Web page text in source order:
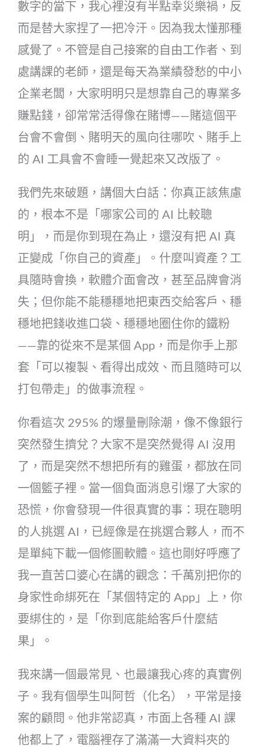
數字的當下，我心裡沒有半點幸災樂禍，反
而是替大家捏了一把冷汗。因為我太懂那種
感覺了。不管是自己接案的自由工作者、到
處講課的老師，還是每天為業績發愁的中小
企業老闆，大家明明只是想靠自己的專業多
賺點錢，卻常常活得像在賭博——賭這個平
台會不會倒、賭明天的風向往哪吹、賭手上
的 AI 工具會不會睡一覺起來又改版了。
我們先來破題，講個大白話：你真正該焦慮
的，根本不是「哪家公司的 AI 比較聰
明」，而是你到現在為止，還沒有把 AI 真
正變成「你自己的資產」。什麼叫資產？工
具隨時會換，軟體介面會改，甚至品牌會消
失；但你能不能穩穩地把東西交給客戶、穩
穩地把錢收進口袋、穩穩地圈住你的鐵粉
——靠的從來不是某個 App，而是你手上那
套「可以複製、看得出成效、而且隨時可以
打包帶走」的做事流程。
你看這次 295% 的爆量刪除潮，像不像銀行
突然發生擠兌？大家不是突然覺得 AI 沒用
了，而是突然不想把所有的雞蛋，都放在同
一個籃子裡。當一個負面消息引爆了大家的
恐慌，你會發現一件很真實的事：現在聰明
的人挑選 AI，已經像是在挑選合夥人，而不
是單純下載一個修圖軟體。這也剛好呼應了
我一直苦口婆心在講的觀念：千萬別把你的
身家性命綁死在「某個特定的 App」上，你
要綁住的，是「你到底能給客戶什麼結
果」。
我來講一個最常見、也最讓我心疼的真實例
子。我有個學生叫阿哲（化名），平常是接
案的顧問。他非常認真，市面上各種 AI 課
他都上了，電腦裡存了滿滿一大資料夾的